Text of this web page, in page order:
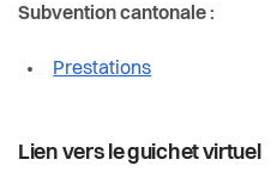
Subvention cantonale :
Prestations
Lien vers le guichet virtuel